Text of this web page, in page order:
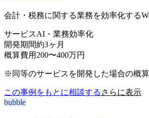
会計・税務に関する業務を効率化する
サービスAI・業務効率化
開発期間約3ヶ月
概算費用200〜400万円
※同等のサービスを開発した場合の概
この事例をもとに相談する さらに表示
bubble